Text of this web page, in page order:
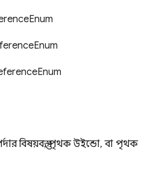
বিষয়বস্তু, পৃথক উইন্ডো, বা পৃথক